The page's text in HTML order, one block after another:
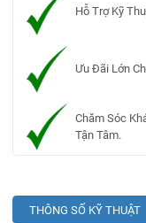
Hỗ Trợ Kỹ
Ưu Đãi Lớn
Chăm Sóc
Tận Tâm.
THÔNG SỐ KỸ THUẬT